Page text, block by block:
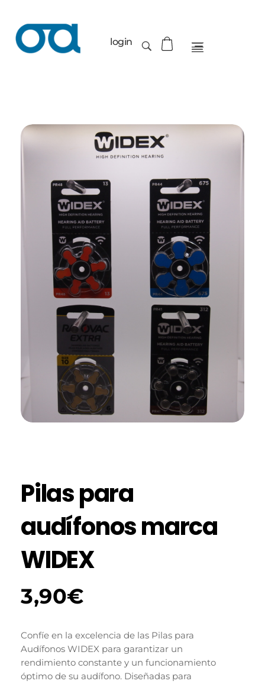
login
Pilas para
audífonos marca
WIDEX
3,90€
Confíe en la excelencia de las Pilas para
Audífonos WIDEX para garantizar un
rendimiento constante y un funcionamiento
óptimo de su audífono. Diseñadas para